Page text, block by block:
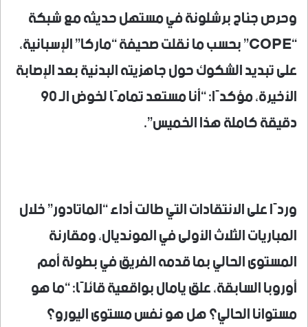
وحرص جناح برشلونة في مستهل حديثه مع شبكة
“COPE” بحسب ما نقلت صحيفة “ماركا” الإسبانية،
على تبديد الشكوك حول جاهزيته البدنية بعد الإصابة
الأخيرة، مؤكدًا: “أنا مستعد تمامًا لخوض الـ 90
دقيقة كاملة هذا الخميس”.
وردًا على الانتقادات التي طالت أداء “الماتادور” خلال
المباريات الثلاث الأولى في المونديال، ومقارنة
المستوى الحالي بما قدمه الفريق في بطولة أمم
أوروبا السابقة، علق يامال بواقعية قائلًا: “ما هو
مستوانا الحالي؟ هل هو نفس مستوى اليورو؟